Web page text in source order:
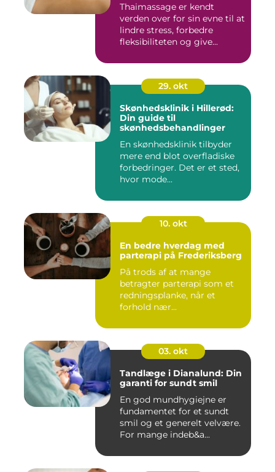
Thaimassage er kendt
verden over for sin evne til at
lindre stress, forbedre
fleksibiliteten og give...
29. okt
Skønhedsklinik i Hillerød:
Din guide til
skønhedsbehandlinger
En skønhedsklinik tilbyder
mere end blot overfladiske
forbedringer. Det er et sted,
hvor mode...
10. okt
En bedre hverdag med
parterapi på Frederiksberg
På trods af at mange
betragter parterapi som et
redningsplanke, når et
forhold nær...
03. okt
Tandlæge i Dianalund: Din
garanti for sundt smil
En god mundhygiejne er
fundamentet for et sundt
smil og et generelt velvære.
For mange indeb&a...